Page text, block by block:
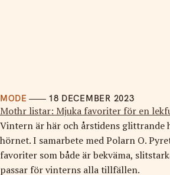
MODE 18 DECEMBER 2023
Mothr listar: Mjuka favoriter för en
Vintern är här och årstidens glittrande
hörnet. I samarbete med Polarn O.
favoriter som både är bekväma,
passar för vinterns alla tillfällen.